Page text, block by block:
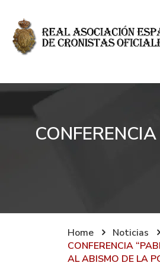
Home
Noticias
CONFERENCIA
AL ABISMO DE LA